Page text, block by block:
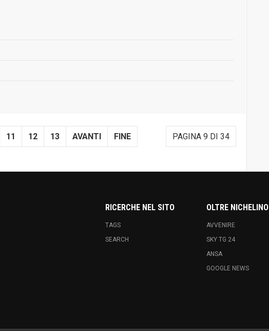
PAGINA 9 DI 34
11 12 13 AVANTI FINE
RICERCHE NEL SITO
TAGS
SEARCH
OLTRE NICHELINO
AVVENIRE
SKY TG 24
ANSA
GOOGLE NEWS